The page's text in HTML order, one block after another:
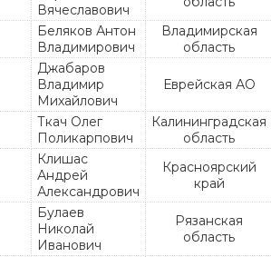
Вячеславович
Беляков Антон
Владимирович
Владимирская
область
Джабаров
Владимир
Михайлович
Еврейская АО
Ткач Олег
Поликарпович
Калининградская
область
Клишас
Андрей
Александрович
Красноярский
край
Булаев
Николай
Иванович
Рязанская
область